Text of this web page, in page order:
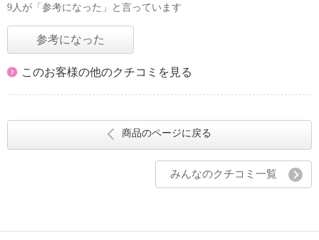
9人が「参考になった」と言っています
参考になった
このお客様の他のクチコミを見る
商品のページに戻る
みんなのクチコミ一覧